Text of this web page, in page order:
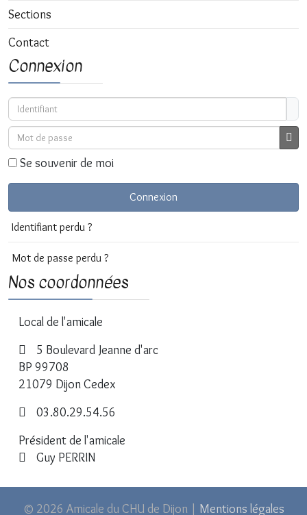
Sections
Contact
Connexion
Identifiant
Mot de passe
Se souvenir de moi
Connexion
Identifiant perdu ?
Mot de passe perdu ?
Nos coordonnées
Local de l'amicale
5 Boulevard Jeanne d'arc
BP 99708
21079 Dijon Cedex
03.80.29.54.56
Président de l'amicale
Guy PERRIN
© 2026 Amicale du CHU de Dijon | Mentions légales